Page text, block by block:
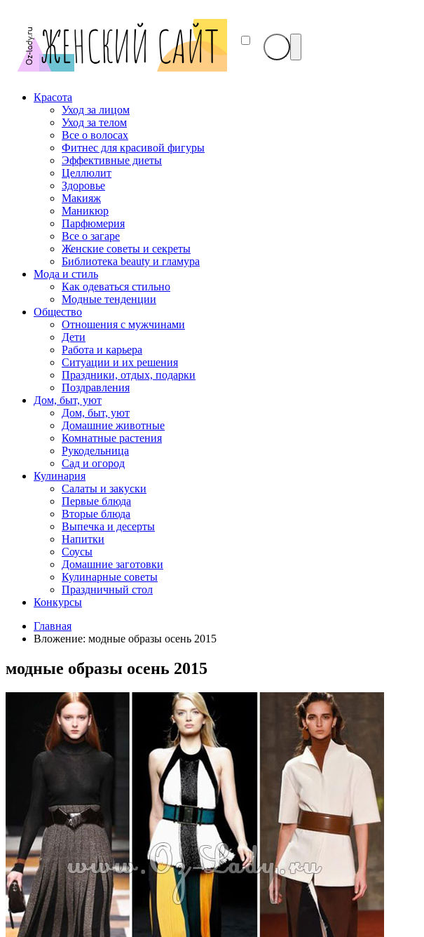
Красота
Уход за лицом
Уход за телом
Все о волосах
Фитнес для красивой фигуры
Эффективные диеты
Целлюлит
Здоровье
Макияж
Маникюр
Парфюмерия
Все о загаре
Женские советы и секреты
Библиотека beauty и гламура
Мода и стиль
Как одеваться стильно
Модные тенденции
Общество
Отношения с мужчинами
Дети
Работа и карьера
Ситуации и их решения
Праздники, отдых, подарки
Поздравления
Дом, быт, уют
Дом, быт, уют
Домашние животные
Комнатные растения
Рукодельница
Сад и огород
Кулинария
Салаты и закуски
Первые блюда
Вторые блюда
Выпечка и десерты
Напитки
Соусы
Домашние заготовки
Кулинарные советы
Праздничный стол
Конкурсы
Главная
Вложение: модные образы осень 2015
модные образы осень 2015